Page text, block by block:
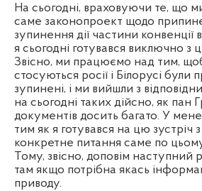
На сьогодні, враховуючи те, що
саме законопроект щодо
зупинення дії частини конвенції
я сьогодні готувався виключно з
Звісно, ми працюємо над тим, щоб
стосуються росії і Білорусі були
зупинені, і ми вийшли з
на сьогодні таких дійсно, як пан
документів досить багато. У
тим як я готувався на цю зустріч
конкретне питання саме по
Тому, звісно, доповім наступний
там якщо потрібна якась
приводу.